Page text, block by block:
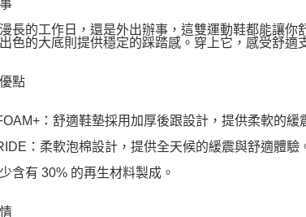
長的工作日，還是外出辦事，這雙運動鞋都能讓你
色的大底則提供穩定的踩踏感。穿上它，感受舒適
點
：舒適鞋墊採用加厚後跟設計，提供柔軟的緩
：柔軟泡棉設計，提供全天候的緩震與舒適體驗
含有 30% 的再生材料製成。